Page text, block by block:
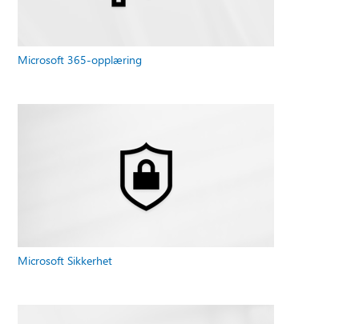
Microsoft 365-opplæring
Microsoft Sikkerhet